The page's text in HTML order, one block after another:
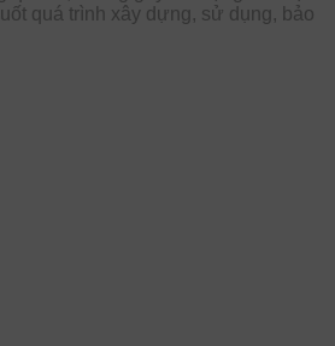
quá trình xây dựng, sử dụng, bảo